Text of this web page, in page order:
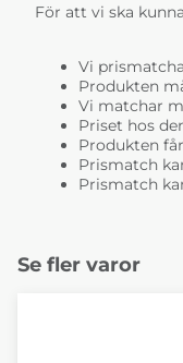
För att vi ska
Vi
Produkten
Vi matchar
Priset hos
Produkten
Prismatch
Prismatch
Se fler varor